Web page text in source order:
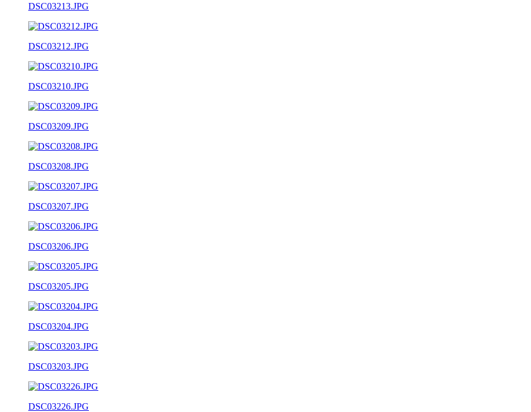
DSC03213.JPG
DSC03212.JPG
DSC03210.JPG
DSC03209.JPG
DSC03208.JPG
DSC03207.JPG
DSC03206.JPG
DSC03205.JPG
DSC03204.JPG
DSC03203.JPG
DSC03226.JPG